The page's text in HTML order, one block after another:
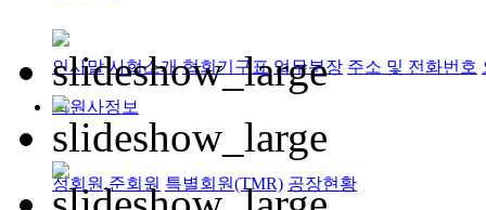
인사말 사협소개 협회기구표 업무분장 주소 및 전화번호
회원사정보
정회원,준회원 특별회원(TMR) 공장현황